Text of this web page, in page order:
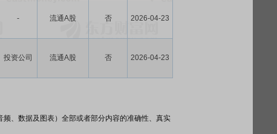
- 流通A股 否 2026-04-23
投资公司 流通A股 否 2026-04-23
、数据及图表）全部或者部分内容的准确性、真实